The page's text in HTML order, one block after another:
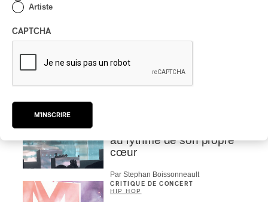
d’exception
au rythme de son propre
cœur
Par Stephan Boissonneault
CRITIQUE DE CONCERT
HIP HOP
Artiste
CAPTCHA
M'INSCRIRE